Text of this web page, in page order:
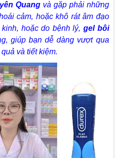
Quangvà gặp phải những
cảm, hoặc khô rát âm đạo
hoặc do bệnh lý, gel bôi
giúp bạn dễ dàng vượt qua
và tiết kiệm.